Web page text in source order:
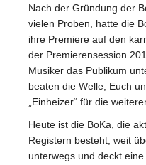
Nach der Gründung der
vielen Proben, hatte die
ihre Premiere auf den
der Premierensession
Musiker das Publikum
beaten die Welle, Euch
„Einheizer“ für die
Heute ist die BoKa, die
Registern besteht, weit
unterwegs und deckt